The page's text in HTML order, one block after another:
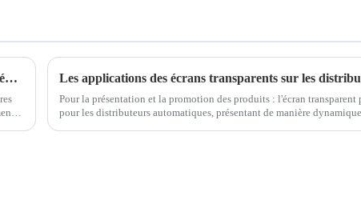
Affichage transparent embarqué à venir : une brève analyse de 6 schémas populaires
Pour la présentation et la promotion des produits : l'écran
pour les distributeurs automatiques, présentant de manière